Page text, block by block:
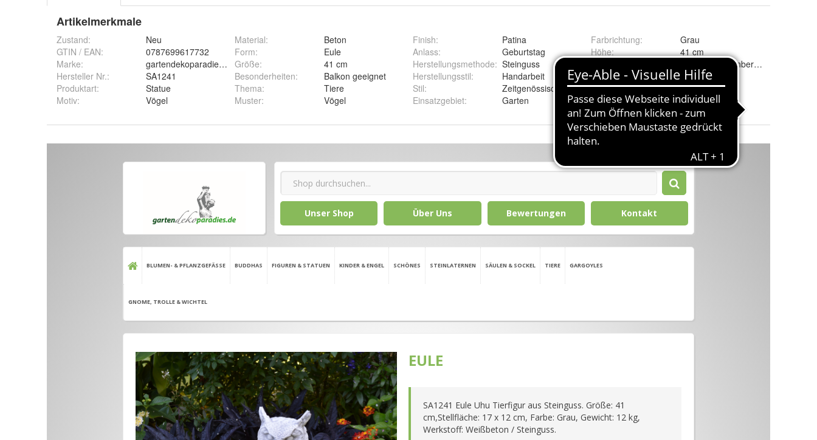
Artikelmerkmale
Zustand:
Neu
GTIN / EAN:
0787699617732
Marke:
gartendekoparadies.de
Hersteller Nr.:
SA1241
Produktart:
Statue
Motiv: Vögel
Material:
Beton
Form:
Eule
Größe:
41 cm
Besonderheiten:
Balkon geeignet
Thema:
Tiere
Muster: Vögel
Finish:
Patina
Anlass:
Geburtstag
Herstellungsmethode: Steinguss
Herstellungsstil:
Handarbeit
Stil:
Zeitgenössisch
Einsatzgebiet: Garten
Farbrichtung:
Grau
Höhe:
41 cm
Innen- & Außenbereich